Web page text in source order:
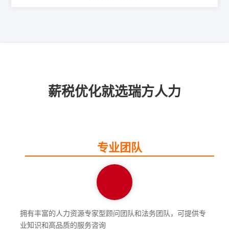
薪税优化就选瑞方人力
专业团队
拥有丰富的人力资源专家型顾问团队和法务团队，可提供专
业知识和高品质的服务咨询